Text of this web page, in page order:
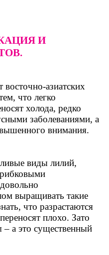
И
азиатских
что легко
холода, редко
заболеваниями, а
внимания.
виды лилий,
выращивать такие
что разрастаются
плохо. Зато
– а это существенный